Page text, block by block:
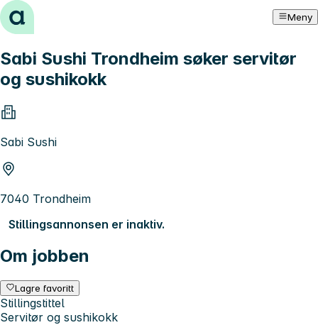
Hopp til innhold Meny
Sabi Sushi Trondheim søker servitør
og sushikokk
Sabi Sushi
7040 Trondheim
Stillingsannonsen er inaktiv.
Om jobben
Lagre favoritt
Stillingstittel
Servitør og sushikokk